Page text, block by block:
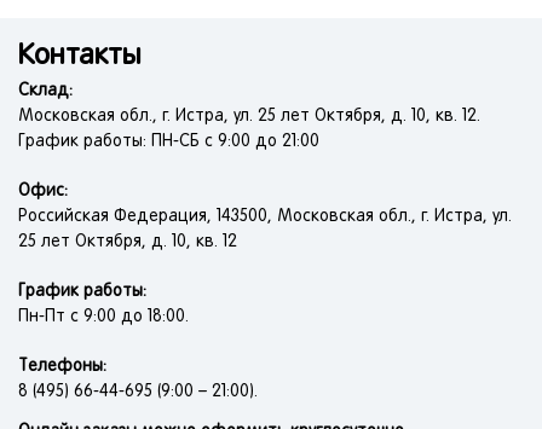
Контакты
Склад:
Московская обл., г. Истра, ул. 25 лет Октября, д. 10, кв. 12.
График работы: ПН-СБ с 9:00 до 21:00
Офис:
Российская Федерация, 143500, Московская обл., г. Истра, ул.
25 лет Октября, д. 10, кв. 12
График работы:
Пн-Пт с 9:00 до 18:00.
Телефоны:
8 (495) 66-44-695 (9:00 – 21:00).